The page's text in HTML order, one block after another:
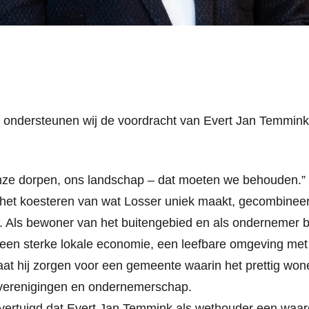
wij de voordracht van Evert Jan
dorpen, ons landschap – dat moeten we behouden.”
koesteren van wat Losser uniek maakt,
Als bewoner van het buitengebied en als ondernemer
sterke lokale economie, een leefbare omgeving
hij zorgen voor een gemeente waarin het prettig
en ondernemerschap.